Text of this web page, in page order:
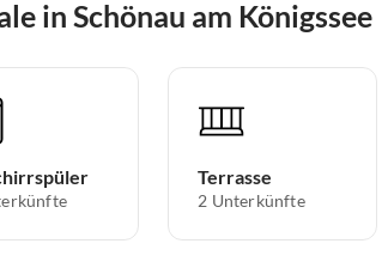
in Schönau am Königssee
Terrasse
2 Unterkünfte